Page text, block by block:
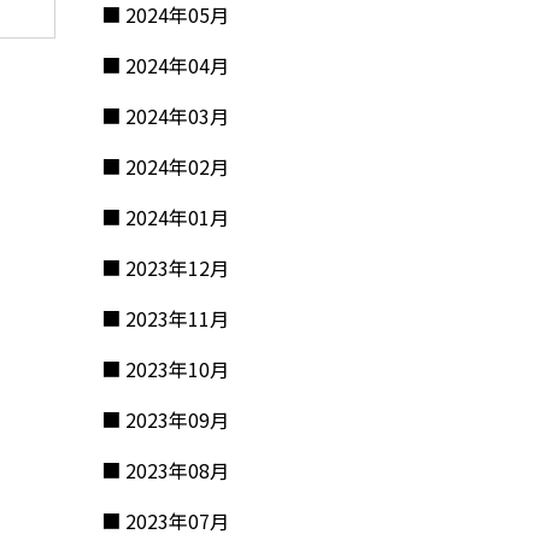
2024年05月
2024年04月
2024年03月
2024年02月
2024年01月
2023年12月
2023年11月
2023年10月
2023年09月
2023年08月
2023年07月